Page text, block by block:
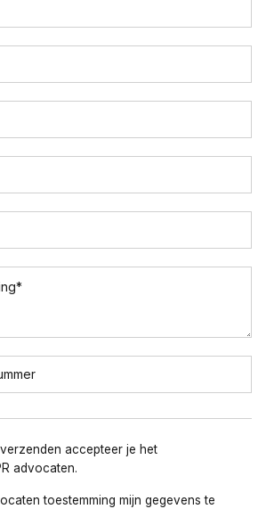
*
accepteer je het
advocaten.
toestemming mijn gegevens te